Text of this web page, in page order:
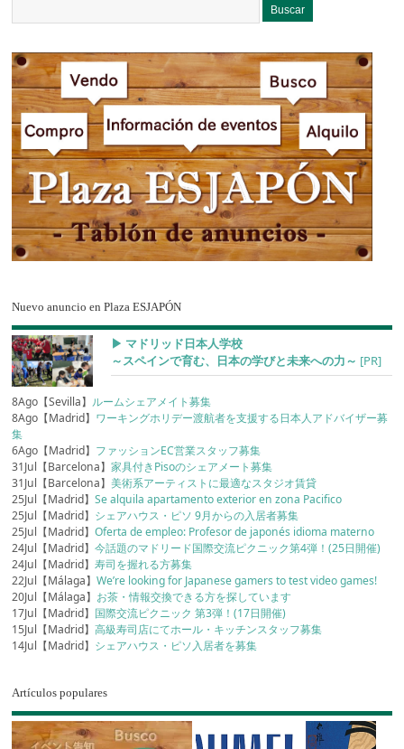
Nuevo anuncio en Plaza ESJAPÓN
▶︎ マドリッド日本人学校
～スペインで育む、日本の学びと未来への力～ [PR]
8Ago【Sevilla】 ルームシェアメイト募集
8Ago【Madrid】 ワーキングホリデー渡航者を支援する日本人アドバイザー募
集
6Ago【Madrid】 ファッションEC営業スタッフ募集
31Jul【Barcelona】家具付きPisoのシェアメート募集
31Jul【Barcelona】美術系アーティストに最適なスタジオ賃貸
25Jul【Madrid】Se alquila apartamento exterior en zona Pacifico
25Jul【Madrid】 シェアハウス・ピソ 9月からの入居者募集
25Jul【Madrid】Oferta de empleo: Profesor de japonés idioma materno
24Jul【Madrid】今話題のマドリード国際交流ピクニック第4弾！(25日開催)
24Jul【Madrid】寿司を握れる方募集
22Jul【Málaga】We’re looking for Japanese gamers to test video games!
20Jul【Málaga】 お茶・情報交換できる方を探しています
17Jul【Madrid】 国際交流ピクニック 第3弾！(17日開催)
15Jul【Madrid】高級寿司店にてホール・キッチンスタッフ募集
14Jul【Madrid】 シェアハウス・ピソ入居者を募集
Artículos populares